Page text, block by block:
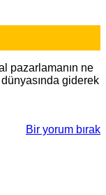
pazarlamanın ne
giderek
Bir yorum bırak